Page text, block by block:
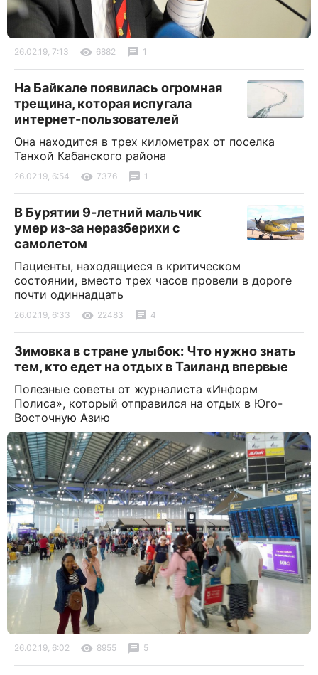
26.02.19, 7:13 6882 1
На Байкале появилась огромная
трещина, которая испугала
интернет-пользователей
Она находится в трех километрах от поселка
Танхой Кабанского района
26.02.19, 6:54 7376 1
В Бурятии 9-летний мальчик
умер из-за неразберихи с
самолетом
Пациенты, находящиеся в критическом
состоянии, вместо трех часов провели в дороге
почти одиннадцать
26.02.19, 6:33 22483 4
Зимовка в стране улыбок: Что нужно знать
тем, кто едет на отдых в Таиланд впервые
Полезные советы от журналиста «Информ
Полиса», который отправился на отдых в Юго-
Восточную Азию
26.02.19, 6:02 8955 5